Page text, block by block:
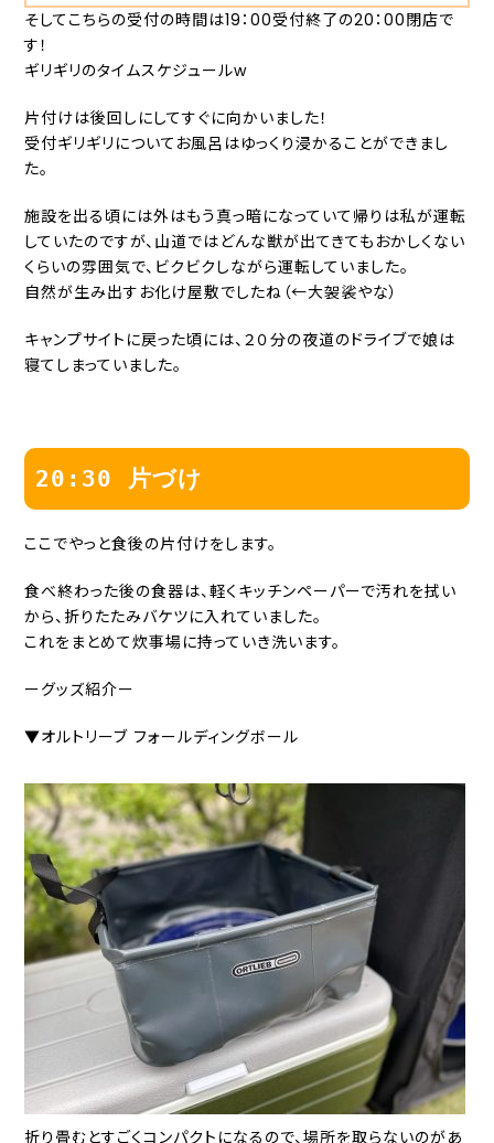
そしてこちらの受付の時間は19：00受付終了の20：00閉店で
す！
ギリギリのタイムスケジュールw
片付けは後回しにしてすぐに向かいました！
受付ギリギリについてお風呂はゆっくり浸かることができまし
た。
施設を出る頃には外はもう真っ暗になっていて帰りは私が運転
していたのですが、山道ではどんな獣が出てきてもおかしくない
くらいの雰囲気で、ビクビクしながら運転していました。
自然が生み出すお化け屋敷でしたね（←大袈裟やな）
キャンプサイトに戻った頃には、２０分の夜道のドライブで娘は
寝てしまっていました。
20:30 片づけ
ここでやっと食後の片付けをします。
食べ終わった後の食器は、軽くキッチンペーパーで汚れを拭い
から、折りたたみバケツに入れていました。
これをまとめて炊事場に持っていき洗います。
ーグッズ紹介ー
▼オルトリーブ フォールディングボール
折り畳むとすごくコンパクトになるので、場所を取らないのがあ